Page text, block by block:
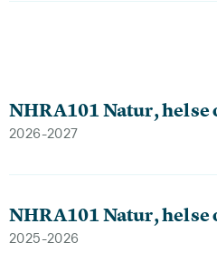
NHRA101 Natur, helse
2026-2027
NHRA101 Natur, helse
2025-2026